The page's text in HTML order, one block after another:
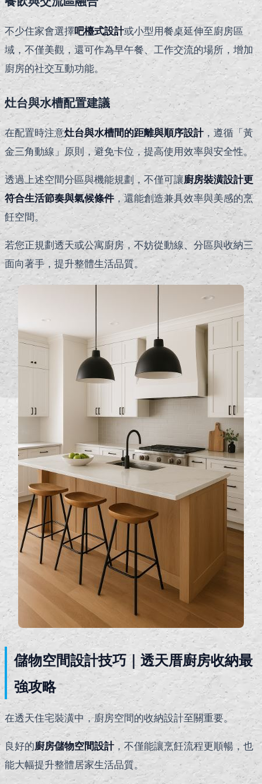
不少住家會選擇吧檯式設計或小型用餐桌延伸至廚房區
域，不僅美觀，還可作為早午餐、工作交流的場所，增加
廚房的社交互動功能。
灶台與水槽配置建議
在配置時注意灶台與水槽間的距離與順序設計，遵循「黃
金三角動線」原則，避免卡位，提高使用效率與安全性。
透過上述空間分區與機能規劃，不僅可讓廚房裝潢設計更
符合生活節奏與氣候條件，還能創造兼具效率與美感的烹
飪空間。
若您正規劃透天或公寓廚房，不妨從動線、分區與收納三
面向著手，提升整體生活品質。
儲物空間設計技巧｜透天厝廚房收納最
強攻略
在透天住宅裝潢中，廚房空間的收納設計至關重要。
良好的廚房儲物空間設計，不僅能讓烹飪流程更順暢，也
能大幅提升整體居家生活品質。